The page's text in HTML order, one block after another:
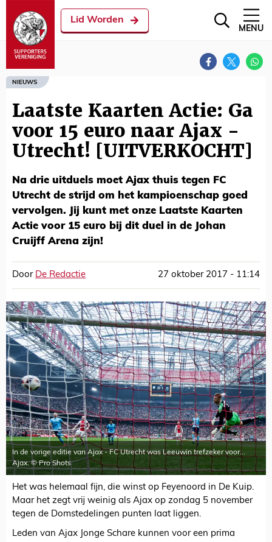
Lid Worden
MENU
NIEUWS
Laatste Kaarten Actie: Ga
voor 15 euro naar Ajax -
Utrecht! [UITVERKOCHT]
Na drie uitduels moet Ajax thuis tegen FC
Utrecht de strijd om het kampioenschap goed
vervolgen. Jij kunt met onze Laatste Kaarten
Actie voor 15 euro bij dit duel in de Johan
Cruijff Arena zijn!
Door De Redactie 27 oktober 2017 - 11:14
In de vorige editie van Ajax - FC Utrecht was Leeuwin trefzeker voor...
Ajax. © Pro Shots
Het was helemaal fijn, die winst op Feyenoord in De Kuip.
Maar het zegt vrij weinig als Ajax op zondag 5 november
tegen de Domstedelingen punten laat liggen.
Leden van Ajax Jonge Schare kunnen voor een prima